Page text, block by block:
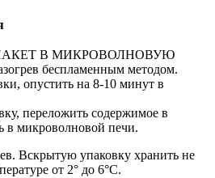
В МИКРОВОЛНОВУЮ
беспламенным методом.
опустить на 8-10 минут в
переложить содержимое в
в микроволновой печи.
Вскрытую упаковку хранить не
от 2° до 6°C.